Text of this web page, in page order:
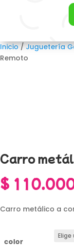
Inicio/Juguetería
Remoto
Carro
$
Carro metálico a
color